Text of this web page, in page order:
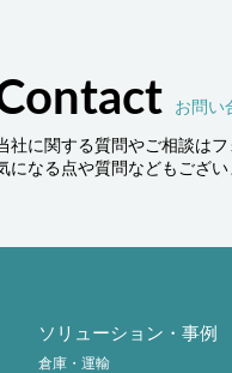
お問い
社に関する質問やご相談は
になる点や質問などもござ
ソリューション・事例
倉庫・運輸